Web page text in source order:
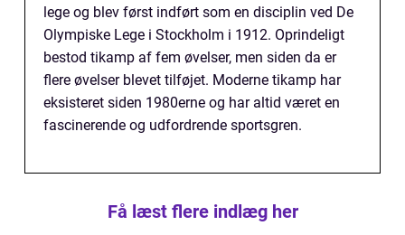
lege og blev først indført som en disciplin ved De
Olympiske Lege i Stockholm i 1912. Oprindeligt
bestod tikamp af fem øvelser, men siden da er
flere øvelser blevet tilføjet. Moderne tikamp har
eksisteret siden 1980erne og har altid været en
fascinerende og udfordrende sportsgren.
Få læst flere indlæg her